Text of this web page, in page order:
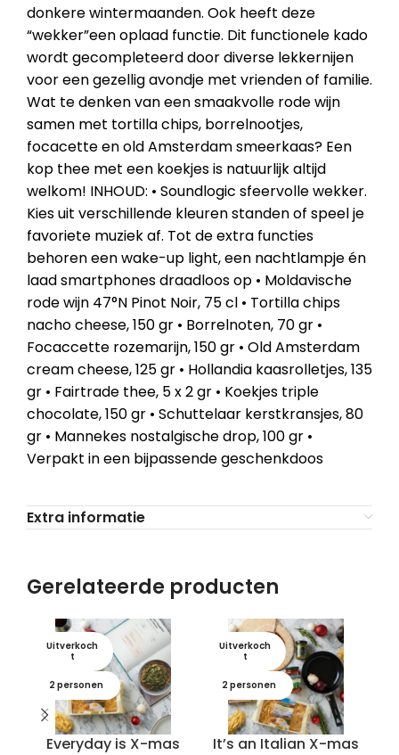
donkere wintermaanden. Ook heeft deze
“wekker”een oplaad functie. Dit functionele kado
wordt gecompleteerd door diverse lekkernijen
voor een gezellig avondje met vrienden of familie.
Wat te denken van een smaakvolle rode wijn
samen met tortilla chips, borrelnootjes,
focacette en old Amsterdam smeerkaas? Een
kop thee met een koekjes is natuurlijk altijd
welkom! INHOUD: • Soundlogic sfeervolle wekker.
Kies uit verschillende kleuren standen of speel je
favoriete muziek af. Tot de extra functies
behoren een wake-up light, een nachtlampje én
laad smartphones draadloos op • Moldavische
rode wijn 47°N Pinot Noir, 75 cl • Tortilla chips
nacho cheese, 150 gr • Borrelnoten, 70 gr •
Focaccette rozemarijn, 150 gr • Old Amsterdam
cream cheese, 125 gr • Hollandia kaasrolletjes, 135
gr • Fairtrade thee, 5 x 2 gr • Koekjes triple
chocolate, 150 gr • Schuttelaar kerstkransjes, 80
gr • Mannekes nostalgische drop, 100 gr •
Verpakt in een bijpassende geschenkdoos
Extra informatie
Gerelateerde producten
Uitverkoch
t
2 personen
Everyday is X-mas
Uitverkoch
t
2 personen
It’s an Italian X-mas